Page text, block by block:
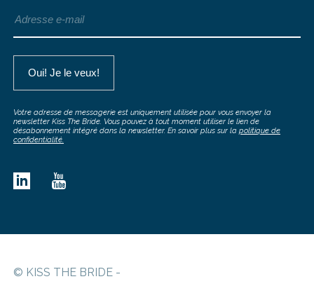
Votre adresse de messagerie est uniquement utilisée pour vous envoyer la
newsletter Kiss The Bride. Vous pouvez à tout moment utiliser le lien de
désabonnement intégré dans la newsletter. En savoir plus sur la politique de
confidentialité.
© KISS THE BRIDE -